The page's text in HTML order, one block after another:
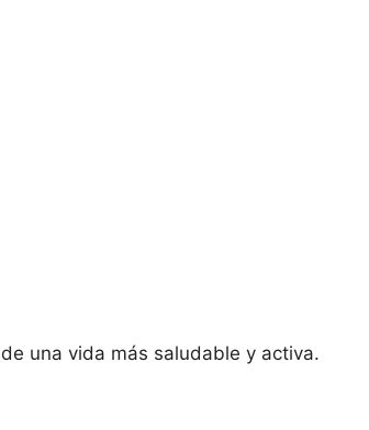
una vida más saludable y activa.